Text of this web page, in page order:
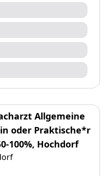
Allgemeine
oder Praktische*r
100%, Hochdorf